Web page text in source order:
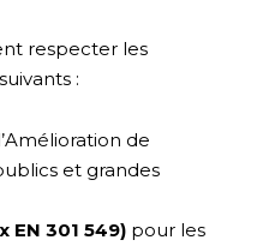
respecter les
suivants :
de
et grandes
EN 301 549) pour les